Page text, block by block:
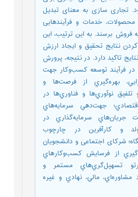
تجاری سازی به معنای تبدیل
خدمات و فرآیندهایی
فروش برسند. به این ترتیب، این
نتایج تحقیق و ایجاد ارزش
تاکید دارد. در نتیجه، پرورش
در فرآيند توسعه كسب‌وكار جهت
بهره‌گيري از فرصت‌ها و
نوآوري‌ها و فناوري‌ها در
جهت‌دهي سرمايه‌هاي
جريان‌هاي سرمايه‌گذاري در
و كارآفرين در چارچوب
شرکای اجتماعی و دانشجویان
از فرسايش كسب‌وكارهاي
پرتو تسهيل‌گري‌هاي مستمر و
مشاوره‌اي، مالي، نهادي و غيره